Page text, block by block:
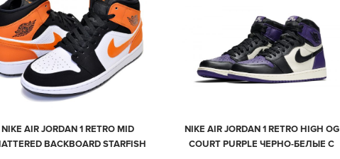
NIKE AIR JORDAN 1 RETRO MID
BACKBOARD STARFISH
NIKE AIR JORDAN 1 RETRO HIGH OG
COURT PURPLE ЧЕРНО-БЕЛЫЕ С